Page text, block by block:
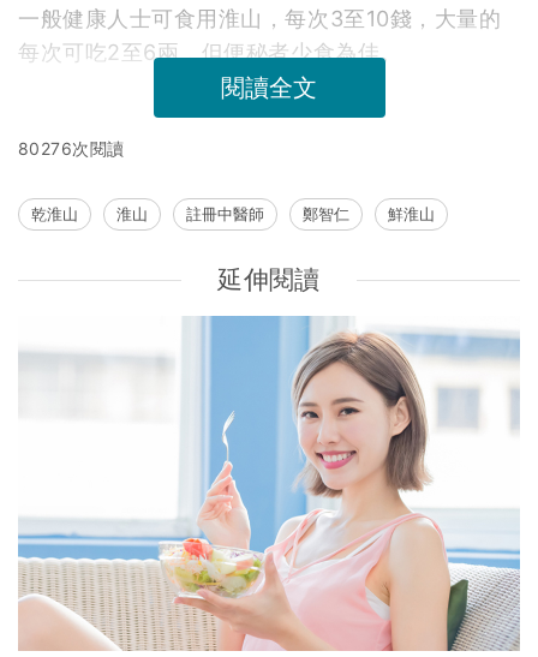
一般健康人士可食用淮山，每次3至10錢，大量的
每次可吃2至6兩，但便秘者少食為佳。
閱讀全文
80276次閱讀
乾淮山 淮山 註冊中醫師 鄭智仁 鮮淮山
延伸閱讀